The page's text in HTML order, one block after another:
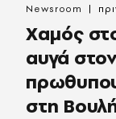
Χαμός
αυγά
στη
Newsroom